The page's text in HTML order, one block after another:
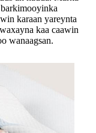
karaan yareynta
kaa caawin
wanaagsan.